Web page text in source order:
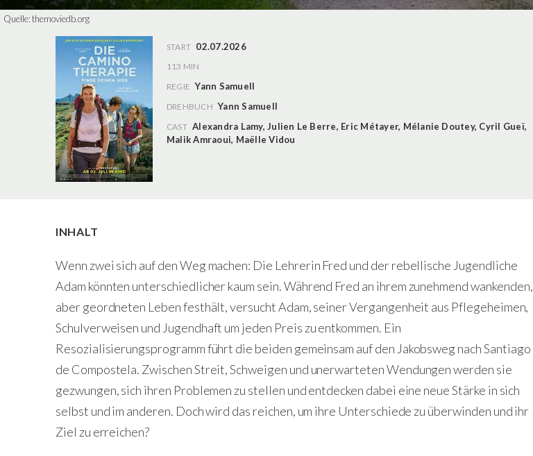
Quelle:themoviedb.org
START 02.07.2026
113 MIN
REGIE Yann Samuell
DREHBUCH Yann Samuell
CAST Alexandra Lamy,Julien Le Berre, Eric Métayer, Mélanie Doutey, Cyril Gueï,
Malik Amraoui, Maëlle Vidou
INHALT
Wenn zwei sich auf den Weg machen: Die Lehrerin Fred und der rebellische Jugendliche
Adam könnten unterschiedlicher kaum sein. Während Fred an ihrem zunehmend wankenden,
aber geordneten Leben festhält, versucht Adam, seiner Vergangenheit aus Pflegeheimen,
Schulverweisen und Jugendhaft um jeden Preis zu entkommen. Ein
Resozialisierungsprogramm führt die beiden gemeinsam auf den Jakobsweg nach Santiago
de Compostela. Zwischen Streit, Schweigen und unerwarteten Wendungen werden sie
gezwungen, sich ihren Problemen zu stellen und entdecken dabei eine neue Stärke in sich
selbst und im anderen. Doch wird das reichen, um ihre Unterschiede zu überwinden und ihr
Ziel zu erreichen?